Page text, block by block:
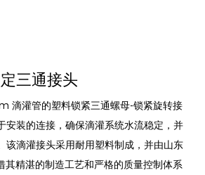
三通接头
滴灌管的塑料锁紧三通螺母-锁紧旋转接
安装的连接，确保滴灌系统水流稳定，并
该滴灌接头采用耐用塑料制成，并由山东
其精湛的制造工艺和严格的质量控制体系